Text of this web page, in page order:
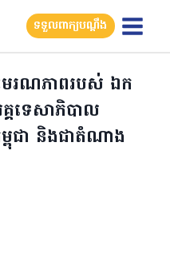
ទទួលពាក្យបណ្តឹង
មរណភាពរបស់ ឯក
គទេសាភិបាល
ពុជា និងជាតំណាង